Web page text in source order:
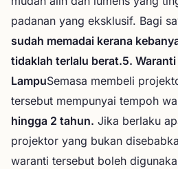
padanan yang eksklusif. Bagi
sudah memadai kerana
tidaklah terlalu berat.5.
LampuSemasa membeli
tersebut mempunyai tempoh
hingga 2 tahun. Jika berlaku
projektor yang bukan
waranti tersebut boleh